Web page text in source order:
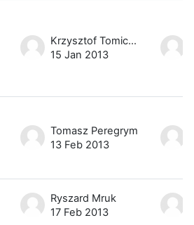
Krzysztof Tomiczek
15 Jan 2013
Tomasz Peregrym
13 Feb 2013
Ryszard Mruk
17 Feb 2013